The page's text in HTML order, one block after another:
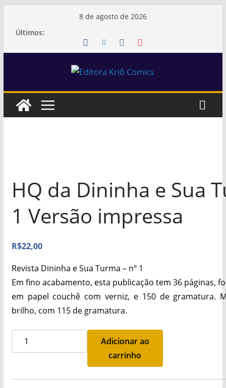
conteúdo
8 de agosto de 2026
Últimos:
HQ da Dininha e Sua
1 Versão impressa
R$22,00
Revista Dininha e Sua Turma – nº 1
Em fino acabamento, esta publicação tem 36 páginas,
em papel couchê com verniz, e 150 de gramatura.
brilho, com 115 de gramatura.
da
e
Adicionar ao
carrinho